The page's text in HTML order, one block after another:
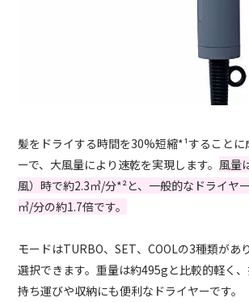
髪をドライする時間を30%短縮*¹することに
ーで、大風量により速乾を実現します。風量
風）時で約2.3㎥/分*²と、一般的なドライヤ
㎥/分の約1.7倍です。
モードはTURBO、SET、COOLの3種類があ
選択できます。重量は約495gと比較的軽く
持ち運びや収納にも便利なドライヤーです。